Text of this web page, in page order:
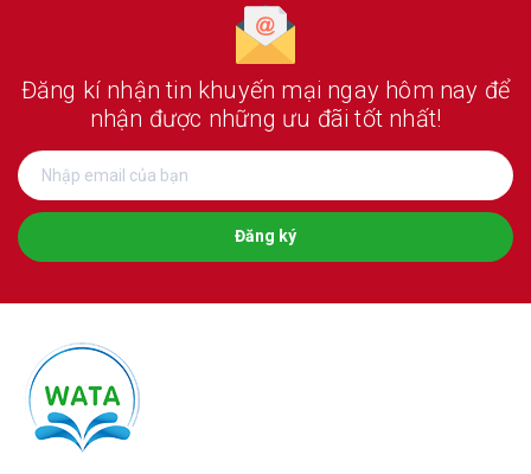
Đăng kí nhận tin khuyến mại ngay hôm nay để
nhận được những ưu đãi tốt nhất!
Đăng ký